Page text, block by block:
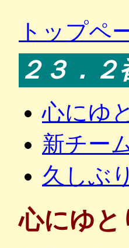
トップペ
２３．
心にゆ
新チー
久しぶ
心にゆと